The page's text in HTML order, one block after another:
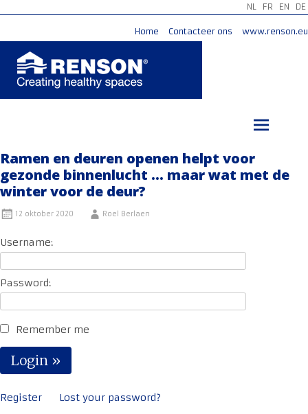
NL FR EN DE
Home Contacteer ons www.renson.eu
Ramen en deuren openen helpt voor
gezonde binnenlucht … maar wat met de
winter voor de deur?
12 oktober 2020 Roel Berlaen
Username:
Password:
Remember me
Register Lost your password?